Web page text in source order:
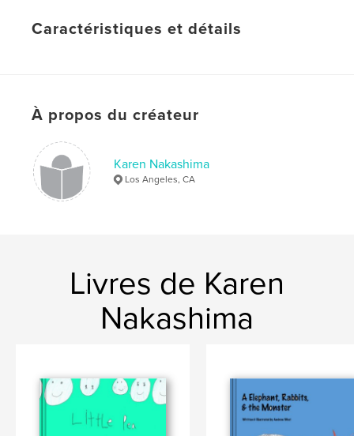
Caractéristiques et détails
Date de publication:mars 31, 2009
Mots-clés
children's story , children's story by a child
princess
À propos du créateur
Karen Nakashima
Los Angeles, CA
Livres de Karen
Nakashima